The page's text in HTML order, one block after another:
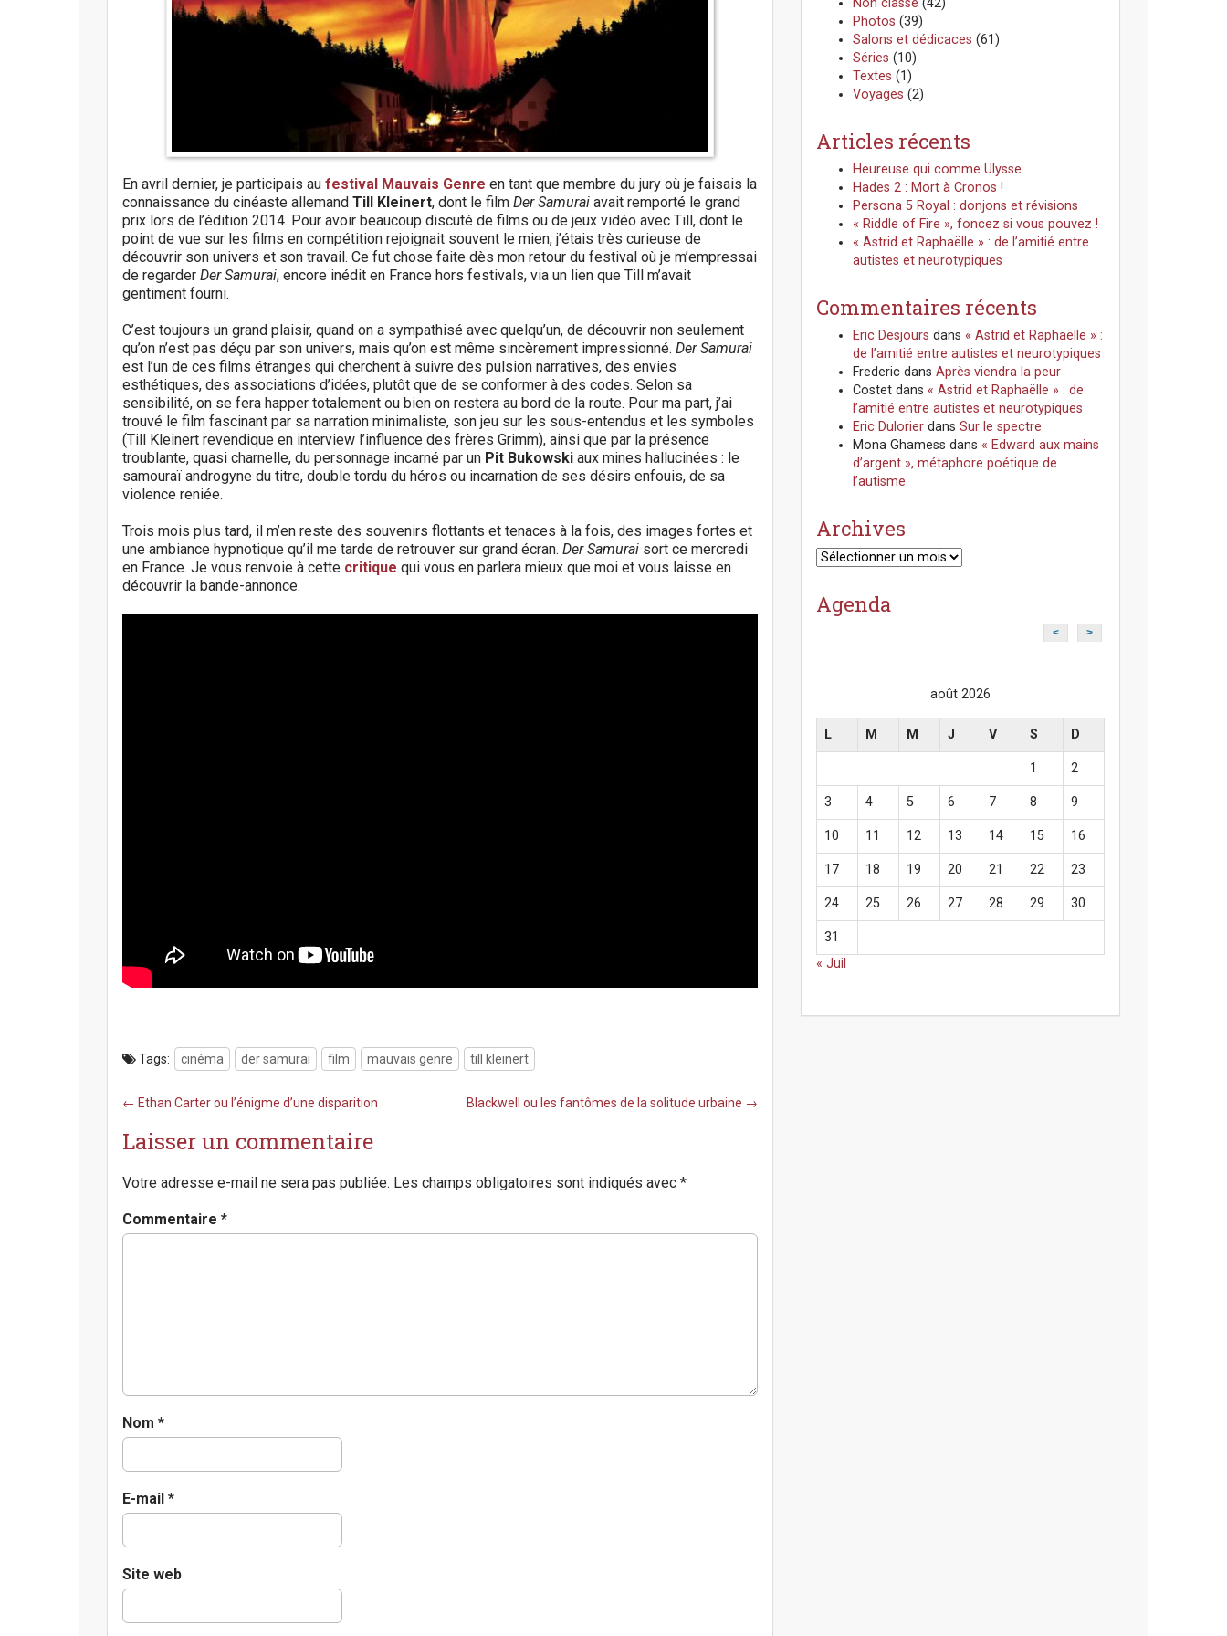
En avril dernier, je participais au festival Mauvais Genre en tant que membre du jury où je faisais la
connaissance du cinéaste allemand Till Kleinert, dont le film Der Samurai avait remporté le grand
prix lors de l’édition 2014. Pour avoir beaucoup discuté de films ou de jeux vidéo avec Till, dont le
point de vue sur les films en compétition rejoignait souvent le mien, j’étais très curieuse de
découvrir son univers et son travail. Ce fut chose faite dès mon retour du festival où je m’empressai
de regarder Der Samurai, encore inédit en France hors festivals, via un lien que Till m’avait
gentiment fourni.
C’est toujours un grand plaisir, quand on a sympathisé avec quelqu’un, de découvrir non seulement
qu’on n’est pas déçu par son univers, mais qu’on est même sincèrement impressionné. Der Samurai
est l’un de ces films étranges qui cherchent à suivre des pulsion narratives, des envies
esthétiques, des associations d’idées, plutôt que de se conformer à des codes. Selon sa
sensibilité, on se fera happer totalement ou bien on restera au bord de la route. Pour ma part, j’ai
trouvé le film fascinant par sa narration minimaliste, son jeu sur les sous-entendus et les symboles
(Till Kleinert revendique en interview l’influence des frères Grimm), ainsi que par la présence
troublante, quasi charnelle, du personnage incarné par un Pit Bukowski aux mines hallucinées : le
samouraï androgyne du titre, double tordu du héros ou incarnation de ses désirs enfouis, de sa
violence reniée.
Trois mois plus tard, il m’en reste des souvenirs flottants et tenaces à la fois, des images fortes et
une ambiance hypnotique qu’il me tarde de retrouver sur grand écran. Der Samurai sort ce mercredi
en France. Je vous renvoie à cette critique qui vous en parlera mieux que moi et vous laisse en
découvrir la bande-annonce.
Tags: cinéma der samurai film mauvais genre till kleinert
P
s
n
v
i
← Ethan Carter ou l’énigme d’une disparition Blackwell ou les fantômes de la solitude urbaine →
Laisser un commentaire
Votre adresse e-mail ne sera pas publiée. Les champs obligatoires sont indiqués avec *
Commentaire *
Nom *
E-mail *
Site web
Non classé (42)
Photos (39)
Salons et dédicaces (61)
Séries (10)
Textes (1)
Voyages (2)
Articles récents
Heureuse qui comme Ulysse
Hades 2 : Mort à Cronos !
Persona 5 Royal : donjons et révisions
« Riddle of Fire », foncez si vous pouvez !
« Astrid et Raphaëlle » : de l’amitié entre
autistes et neurotypiques
Commentaires récents
Eric Desjours dans « Astrid et Raphaëlle » :
de l’amitié entre autistes et neurotypiques
Frederic dans Après viendra la peur
Costet dans « Astrid et Raphaëlle » : de
l’amitié entre autistes et neurotypiques
Eric Dulorier dans Sur le spectre
Mona Ghamess dans « Edward aux mains
d’argent », métaphore poétique de
l’autisme
Archives
Archives
Agenda
< >
août 2026
L M M J V S D
1 2
3 4 5 6 7 8 9
10 11 12 13 14 15 16
17 18 19 20 21 22 23
24 25 26 27 28 29 30
31
« Juil